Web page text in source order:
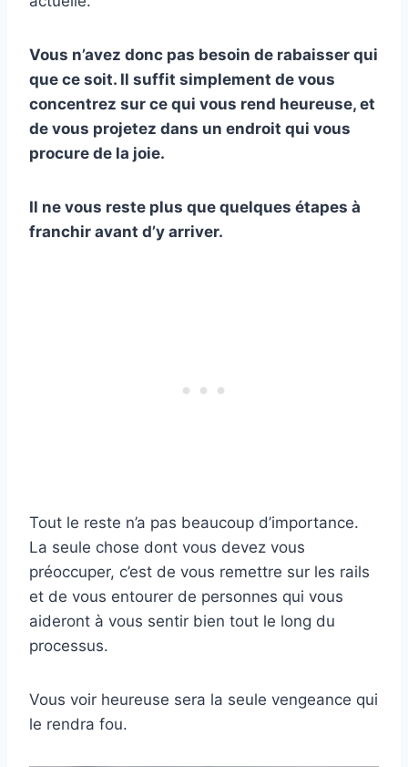
Vous n’avez donc pas besoin de rabaisser qui
que ce soit. Il suffit simplement de vous
concentrez sur ce qui vous rend heureuse, et
de vous projetez dans un endroit qui vous
procure de la joie.
Il ne vous reste plus que quelques étapes à
franchir avant d’y arriver.
Tout le reste n’a pas beaucoup d’importance.
La seule chose dont vous devez vous
préoccuper, c’est de vous remettre sur les rails
et de vous entourer de personnes qui vous
aideront à vous sentir bien tout le long du
processus.
Vous voir heureuse sera la seule vengeance qui
le rendra fou.